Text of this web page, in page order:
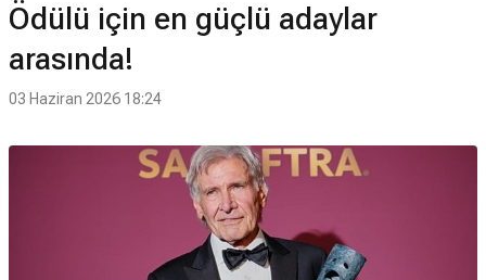
Ödülü için en güçlü adaylar
arasında!
03 Haziran 2026 18:24